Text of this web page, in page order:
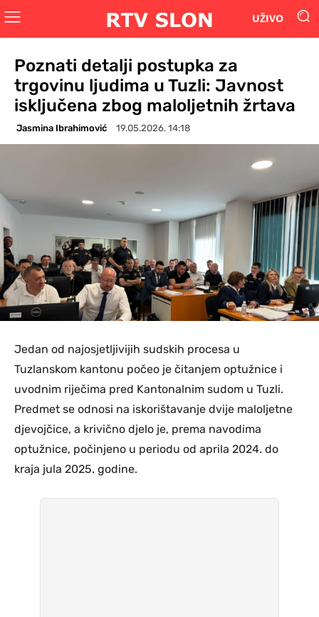
UŽIVO
Poznati detalji postupka za
trgovinu ljudima u Tuzli: Javnost
isključena zbog maloljetnih žrtava
Jasmina Ibrahimović 19.05.2026. 14:18
Jedan od najosjetljivijih sudskih procesa u
Tuzlanskom kantonu počeo je čitanjem optužnice i
uvodnim riječima pred Kantonalnim sudom u Tuzli.
Predmet se odnosi na iskorištavanje dvije maloljetne
djevojčice, a krivično djelo je, prema navodima
optužnice, počinjeno u periodu od aprila 2024. do
kraja jula 2025. godine.